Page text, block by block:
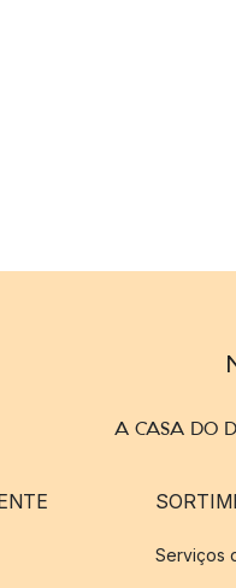
A CASA DO
Serviços